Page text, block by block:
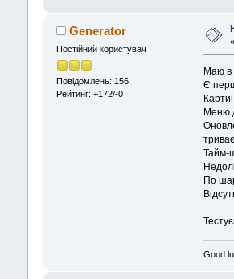
Generator
Постійний користувач
Повідомлень: 156
Рейтинг: +172/-0
«
Маю в
Є
Меню
Тайм-
По
Good